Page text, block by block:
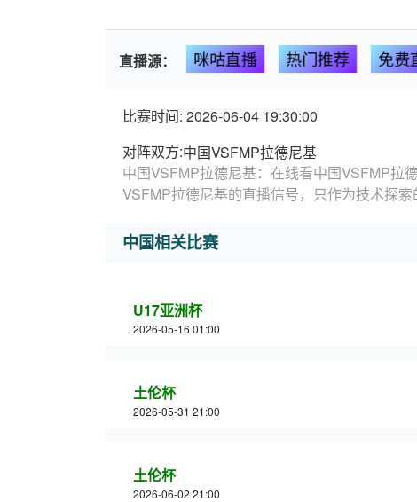
直播源： 咪咕直播 热门推荐 免费
比赛时间: 2026-06-04 19:30:00
对阵双方:中国VSFMP拉德尼基
中国VSFMP拉德尼基：在线看中国VSFMP拉
VSFMP拉德尼基的直播信号，只作为技术探索
中国相关比赛
U17亚洲杯
2026-05-16 01:00
土伦杯
2026-05-31 21:00
土伦杯
2026-06-02 21:00